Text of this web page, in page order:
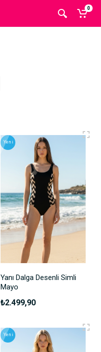
0
Yeni
Yanı Dalga Desenli Simli
Mayo
₺2.499,90
Yeni